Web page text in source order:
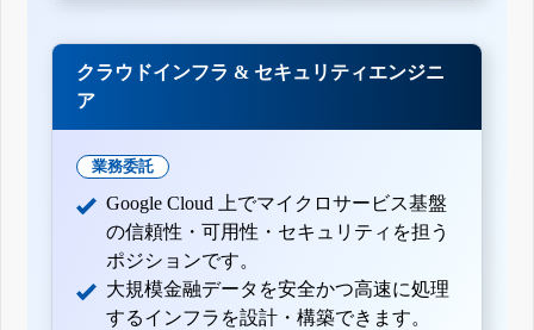
クラウドインフラ & セキュリティエンジニ
ア
業務委託
Google Cloud 上でマイクロサービス基盤
の信頼性・可用性・セキュリティを担う
ポジションです。
大規模金融データを安全かつ高速に処理
するインフラを設計・構築できます。